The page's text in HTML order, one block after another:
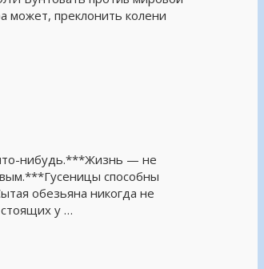
может, преклонить колени
что-нибудь.***Жизнь — не
способны
обезьяна никогда не
у …